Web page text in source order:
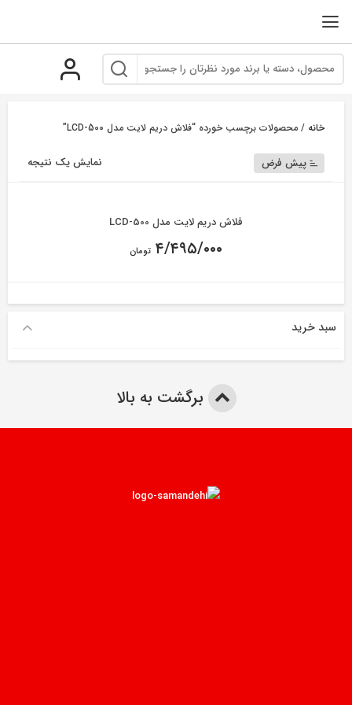
خانه / محصولات برچسب خورده “فلاش دریم لایت مدل LCD-500”
نمایش یک نتیجه پیش فرض
فلاش دریم لایت مدل LCD-500
۴/۴۹۵/۰۰۰ تومان
سبد خرید
برگشت به بالا